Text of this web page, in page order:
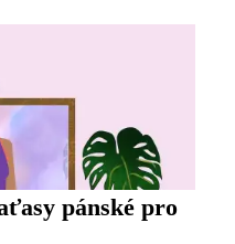
pánské pro